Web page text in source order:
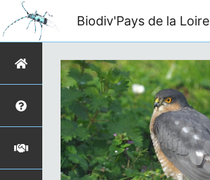
Biodiv'Pays de la Loire